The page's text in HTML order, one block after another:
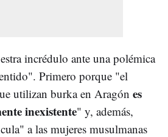
incrédulo ante una polémica
Primero porque "el
utilizan burka en Aragón es
inexistente" y, además,
a las mujeres musulmanas